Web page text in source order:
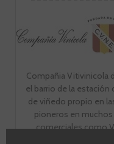
Compañia Vitivinicola
el barrio de la
de viñedo propio en
pioneros en muchos
comerciales como